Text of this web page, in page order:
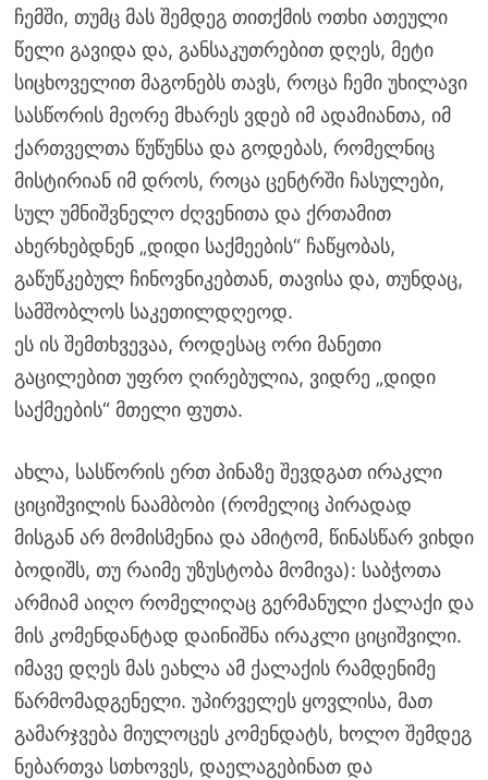
ჩემში, თუმც მას შემდეგ თითქმის ოთხი ათეული
წელი გავიდა და, განსაკუთრებით დღეს, მეტი
სიცხოველით მაგონებს თავს, როცა ჩემი უხილავი
სასწორის მეორე მხარეს ვდებ იმ ადამიანთა, იმ
ქართველთა წუწუნსა და გოდებას, რომელნიც
მისტირიან იმ დროს, როცა ცენტრში ჩასულები,
სულ უმნიშვნელო ძღვენითა და ქრთამით
ახერხებდნენ „დიდი საქმეების“ ჩაწყობას,
გაწუწკებულ ჩინოვნიკებთან, თავისა და, თუნდაც,
სამშობლოს საკეთილდღეოდ.
ეს ის შემთხვევაა, როდესაც ორი მანეთი
გაცილებით უფრო ღირებულია, ვიდრე „დიდი
საქმეების“ მთელი ფუთა.
ახლა, სასწორის ერთ პინაზე შევდგათ ირაკლი
ციციშვილის ნაამბობი (რომელიც პირადად
მისგან არ მომისმენია და ამიტომ, წინასწარ ვიხდი
ბოდიშს, თუ რაიმე უზუსტობა მომივა): საბჭოთა
არმიამ აიღო რომელიღაც გერმანული ქალაქი და
მის კომენდანტად დაინიშნა ირაკლი ციციშვილი.
იმავე დღეს მას ეახლა ამ ქალაქის რამდენიმე
წარმომადგენელი. უპირველეს ყოვლისა, მათ
გამარჯვება მიულოცეს კომენდატს, ხოლო შემდეგ
ნებართვა სთხოვეს, დაელაგებინათ და